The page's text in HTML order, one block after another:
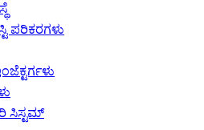
ಪರಿಕರಗಳು
ಸಿಸ್ಟಮ್